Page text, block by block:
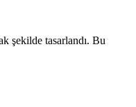
şekilde tasarlandı. Bu